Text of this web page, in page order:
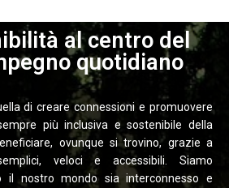
al centro del
quotidiano
di creare connessioni e promuovere
più inclusiva e sostenibile della
ovunque si trovino, grazie a
veloci e accessibili. Siamo
il nostro mondo sia interconnesso e